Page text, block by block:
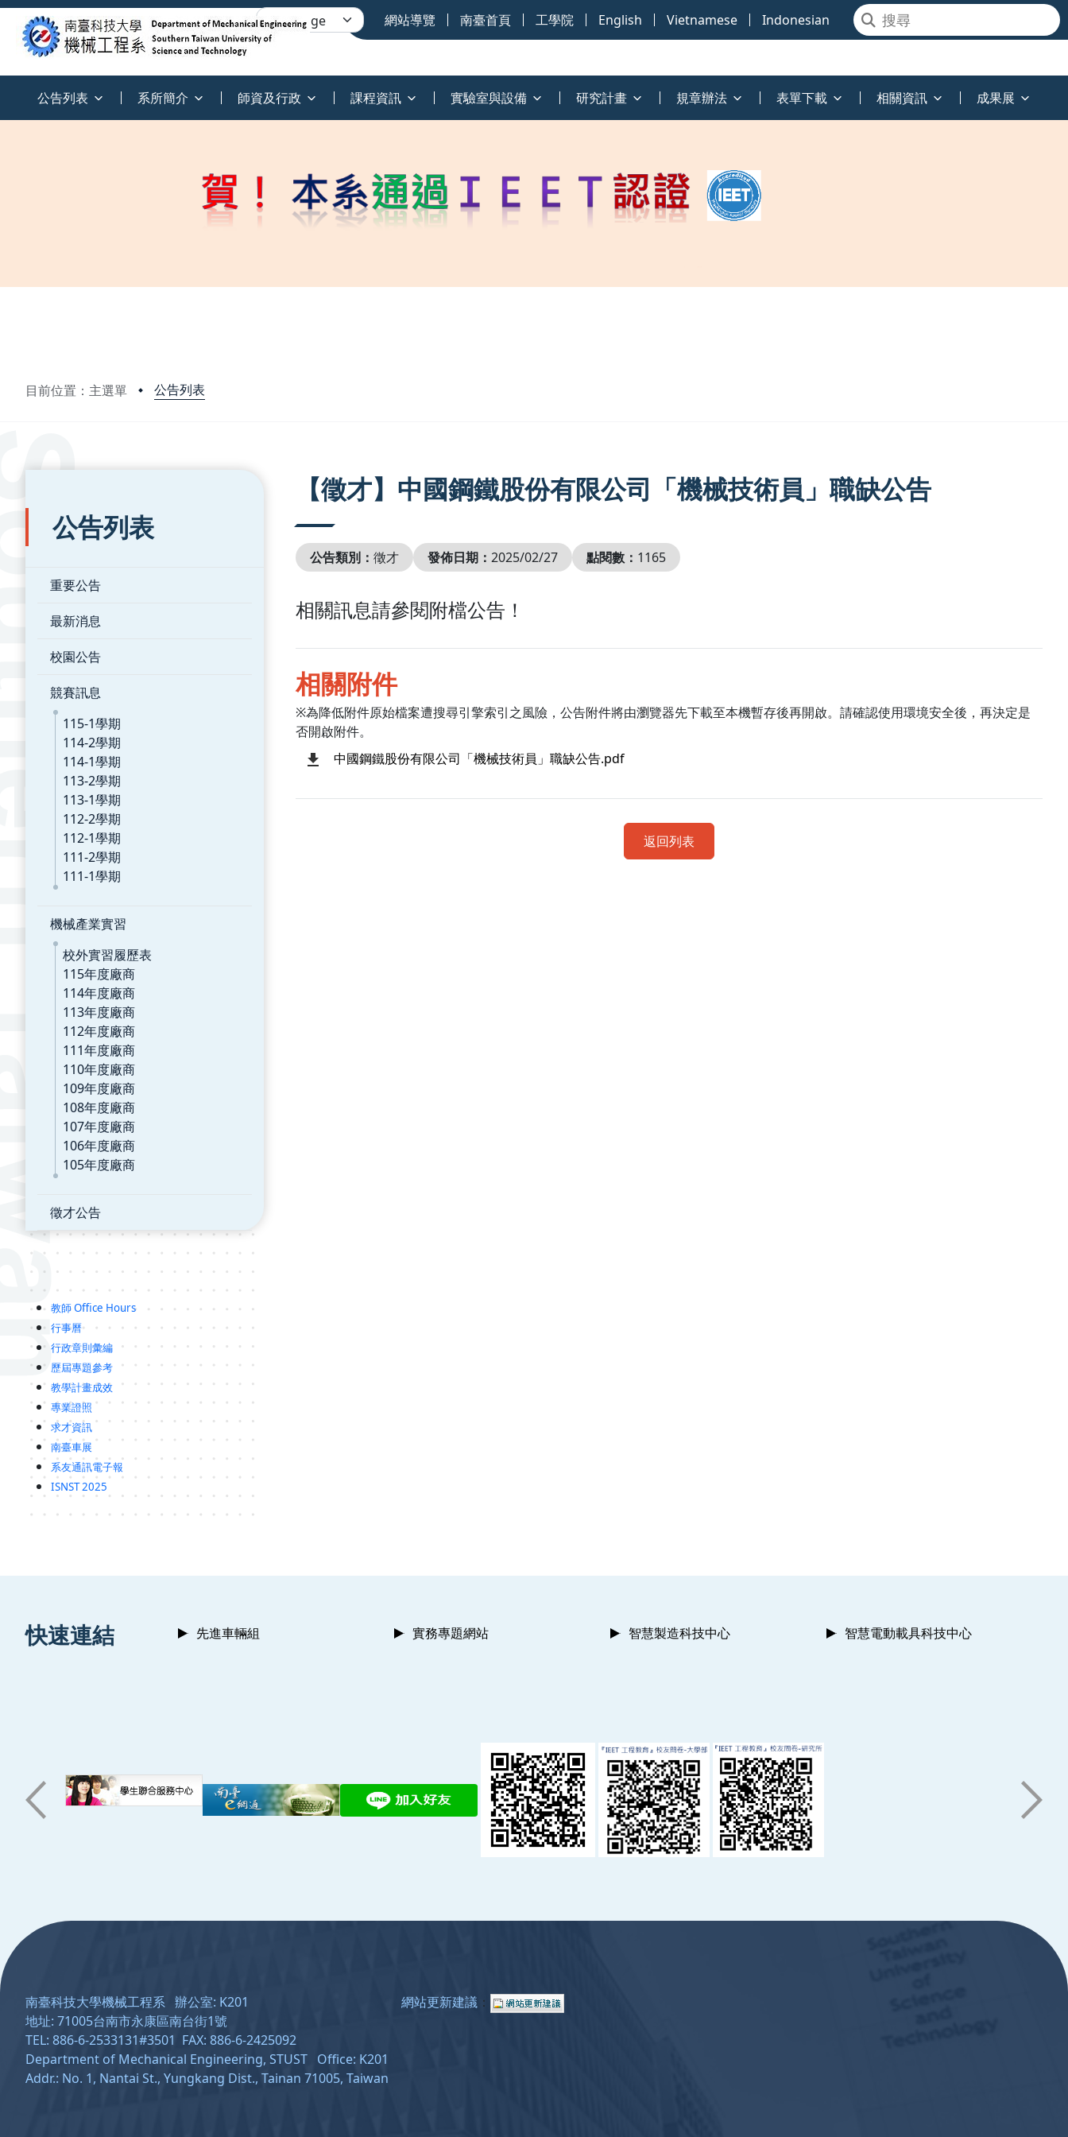
網站導覽 南臺首頁 工學院 English Vietnamese Indonesian
公告列表 系所簡介 師資及行政 課程資訊 實驗室與設備 研究計畫 規章辦法 表單下載 相關資訊 成果展
目前位置：主選單 公告列表
:::
公告列表
重要公告
最新消息
校園公告
競賽訊息
115-1學期
114-2學期
114-1學期
113-2學期
113-1學期
112-2學期
112-1學期
111-2學期
111-1學期
機械產業實習
校外實習履歷表
115年度廠商
114年度廠商
113年度廠商
112年度廠商
111年度廠商
110年度廠商
109年度廠商
108年度廠商
107年度廠商
106年度廠商
105年度廠商
徵才公告
教師 Office Hours
行事曆
行政章則彙編
歷屆專題參考
教學計畫成效
專業證照
求才資訊
南臺車展
系友通訊電子報
ISNST 2025
【徵才】中國鋼鐵股份有限公司「機械技術員」職缺公告
公告類別： 徵才 發佈日期： 2025/02/27 點閱數： 1165
相關訊息請參閱附檔公告！
相關附件
※為降低附件原始檔案遭搜尋引擎索引之風險，公告附件將由瀏覽器先下載至本機暫存後再開啟。請確認使用環境安全後，再決定是
否開啟附件。
中國鋼鐵股份有限公司「機械技術員」職缺公告.pdf
返回列表
快速連結 先進車輛組 實務專題網站 智慧製造科技中心 智慧電動載具科技中心
南臺科技大學機械工程系 辦公室: K201
地址: 71005台南市永康區南台街1號
TEL: 886-6-2533131#3501 FAX: 886-6-2425092
Department of Mechanical Engineering, STUST Office: K201
Addr.: No. 1, Nantai St., Yungkang Dist., Tainan 71005, Taiwan
網站更新建議 ：